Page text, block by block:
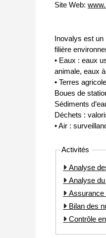
Site Web:
Inovalys est un
filière
• Eaux : eaux
animale, eaux
• Terres
Boues de
Sédiments
Déchets :
• Air :
Activités
Analyse
Analyse
Assurance
Bilan des
Contrôle